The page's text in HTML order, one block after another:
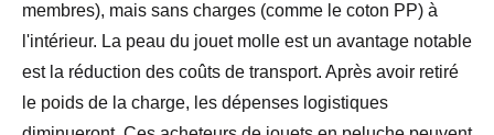
membres), mais sans charges (comme le coton PP) à
l'intérieur. La peau du jouet molle est un avantage notable
est la réduction des coûts de transport. Après avoir retiré
le poids de la charge, les dépenses logistiques